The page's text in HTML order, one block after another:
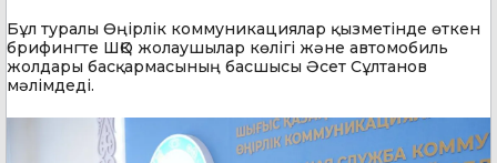
Бұл туралы Өңірлік коммуникациялар қызметінде өткен
брифингте ШҚО жолаушылар көлігі және автомобиль
жолдары басқармасының басшысы Әсет Сұлтанов
мәлімдеді.